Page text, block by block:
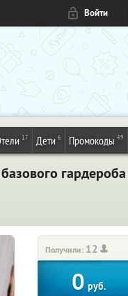
Войти
17 Дети 6 Промокоды 49
Получили: 12
0 руб.